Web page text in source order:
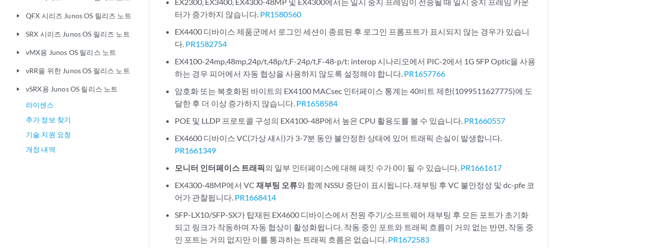
play_arrow QFX 시리즈 Junos OS 릴리즈 노트
play_arrow SRX 시리즈 Junos OS 릴리즈 노트
play_arrow vMX용 Junos OS 릴리스 노트
play_arrow vRR을 위한 Junos OS 릴리스 노트
play_arrow
vSRX용 Junos OS 릴리스 노트
라이센스
추가 정보 찾기
기술 지원 요청
개정 내역
터가 증가하지 않습니다. PR1580560
EX4400 디바이스 제품군에서 로그인 세션이 종료된 후 로그인 프롬프트가 표시되지 않는 경우가 있습니
다. PR1582754
EX4100-24mp,48mp,24p/t,48p/t,F-24p/t,F-48-p/t: interop 시나리오에서 PIC-2에서 1G SFP Optic을 사용
하는 경우 피어에서 자동 협상을 사용하지 않도록 설정해야 합니다. PR1657766
암호화 또는 복호화된 바이트의 EX4100 MACsec 인터페이스 통계는 40비트 제한(1099511627775)에 도
달한 후 더 이상 증가하지 않습니다. PR1658584
POE 및 LLDP 프로토콜 구성의 EX4100-48P에서 높은 CPU 활용도를 볼 수 있습니다. PR1660557
EX4600 디바이스 VC(가상 섀시)가 3-7분 동안 불안정한 상태에 있어 트래픽 손실이 발생합니다.
PR1661349
모니터 인터페이스 트래픽의 일부 인터페이스에 대해 패킷 수가 0이 될 수 있습니다. PR1661617
EX4300-48MP에서 VC재부팅 오류와 함께 NSSU 중단이 표시됩니다. 재부팅 후 VC 불안정성 및 dc-pfe 코
어가 관찰됩니다. PR1668414
SFP-LX10/SFP-SX가 탑재된 EX4600 디바이스에서 전원 주기/소프트웨어 재부팅 후 모든 포트가 초기화
되고 링크가 작동하며 자동 협상이 활성화됩니다. 작동 중인 포트와 트래픽 흐름이 거의 없는 반면, 작동 중
인 포트는 거의 없지만 이를 통과하는 트래픽 흐름은 없습니다. PR1672583